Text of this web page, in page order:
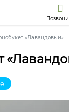
«Лавандовый»